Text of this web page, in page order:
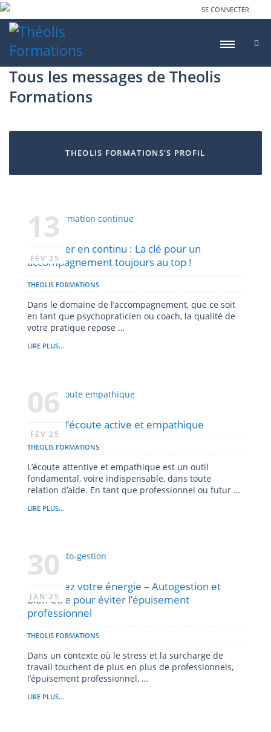
SE CONNECTER
Tous les messages de Theolis
Formations
THEOLIS FORMATIONS'S PROFIL
13
FÉV'25
Se former en continu : La clé pour un
accompagnement toujours au top !
THEOLIS FORMATIONS
Dans le domaine de l’accompagnement, que ce soit
en tant que psychopraticien ou coach, la qualité de
votre pratique repose …
LIRE PLUS...
06
FÉV'25
L’art de l’écoute active et empathique
THEOLIS FORMATIONS
L’écoute attentive et empathique est un outil
fondamental, voire indispensable, dans toute
relation d’aide. En tant que professionnel ou futur …
LIRE PLUS...
30
JAN'25
Préservez votre énergie – Autogestion et
bien-être pour éviter l’épuisement
professionnel
THEOLIS FORMATIONS
Dans un contexte où le stress et la surcharge de
travail touchent de plus en plus de professionnels,
l’épuisement professionnel, …
LIRE PLUS...